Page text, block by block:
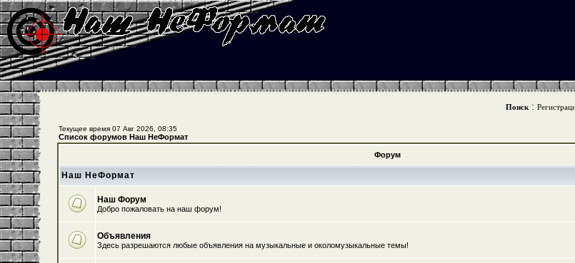
Поиск:
Текущее время 07 Авг 2026, 08:35
Список форумов Наш НеФормат
Форум
Наш НеФормат
Наш Форум
Добро пожаловать на наш форум!
Объявления
Здесь разрешаются любые объявления на музыкальные и околомузыкальные темы!